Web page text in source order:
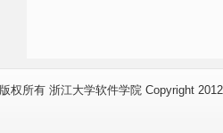
版权所有 浙江大学软件学院 Copyright